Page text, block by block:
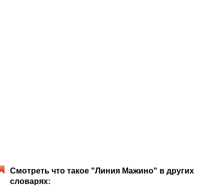
Смотреть что такое "Линия Мажино" в других
словарях: